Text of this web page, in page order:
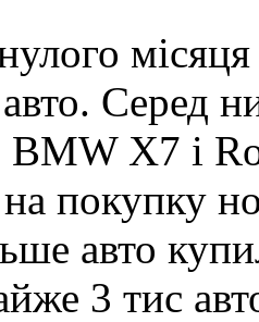
Серед
X7 і
покупку
авто
3 тис